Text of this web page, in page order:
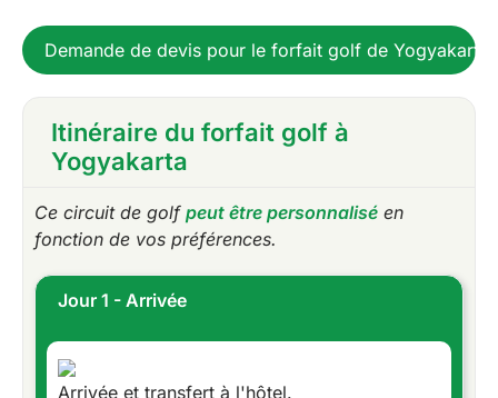
Demande de devis pour le forfait golf de Yogyakarta
Itinéraire du forfait golf à
Yogyakarta
Ce circuit de golf peut être personnalisé en
fonction de vos préférences.
Jour 1 - Arrivée
Arrivée et transfert à l'hôtel.